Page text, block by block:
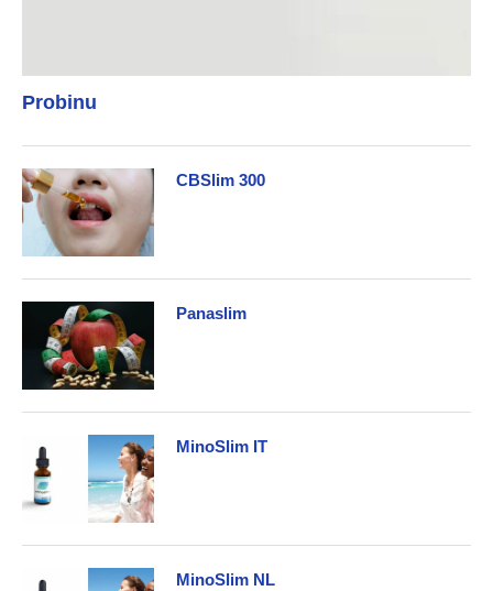
Probinu
CBSlim 300
Panaslim
MinoSlim IT
MinoSlim NL